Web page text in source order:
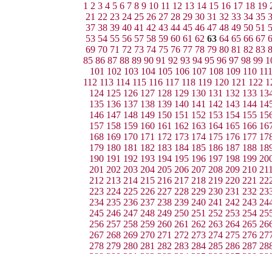
1 2 3 4 5 6 7 8 9 10 11 12 13 14 15 16 17 18 19
21 22 23 24 25 26 27 28 29 30 31 32 33 34 35
37 38 39 40 41 42 43 44 45 46 47 48 49 50 51
53 54 55 56 57 58 59 60 61 62 63 64 65 66 67
69 70 71 72 73 74 75 76 77 78 79 80 81 82 83
85 86 87 88 89 90 91 92 93 94 95 96 97 98 99
101 102 103 104 105 106 107 108 109 110 111
112 113 114 115 116 117 118 119 120 121 122
124 125 126 127 128 129 130 131 132 133
135 136 137 138 139 140 141 142 143 144
146 147 148 149 150 151 152 153 154 155
157 158 159 160 161 162 163 164 165 166
168 169 170 171 172 173 174 175 176 177
179 180 181 182 183 184 185 186 187 188
190 191 192 193 194 195 196 197 198 199
201 202 203 204 205 206 207 208 209 210
212 213 214 215 216 217 218 219 220 221
223 224 225 226 227 228 229 230 231 232
234 235 236 237 238 239 240 241 242 243
245 246 247 248 249 250 251 252 253 254
256 257 258 259 260 261 262 263 264 265
267 268 269 270 271 272 273 274 275 276
278 279 280 281 282 283 284 285 286 287